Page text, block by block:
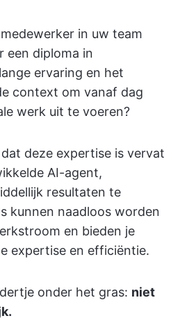
in uw team
een diploma in
ervaring en het
context om vanaf dag
werk uit te voeren?
deze expertise is vervat
AI-agent,
resultaten te
kunnen naadloos worden
en bieden je
expertise en efficiëntie.
onder het gras: niet